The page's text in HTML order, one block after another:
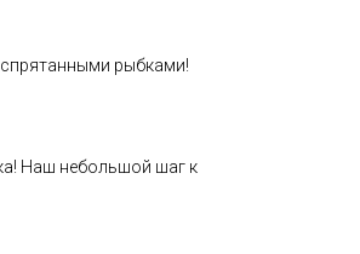
спрятанными рыбками!
Наш небольшой шаг к